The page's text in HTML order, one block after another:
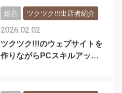
ツクツク!!!のウェブサイトを
作りながらPCスキルアップ
2026.02.02
総合 ツクツク!!!出店者紹介